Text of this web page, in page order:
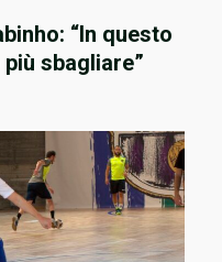
“In questo
sbagliare”